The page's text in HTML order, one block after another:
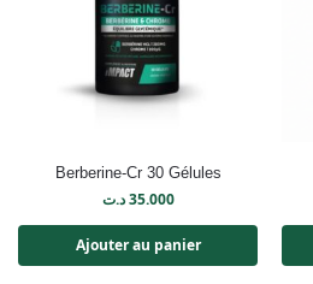
Berberine-Cr 30 Gélules
35.000 د.ت
Ajouter au panier